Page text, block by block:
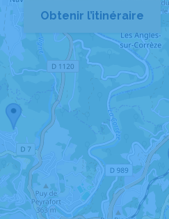
Obtenir l’itinéraire